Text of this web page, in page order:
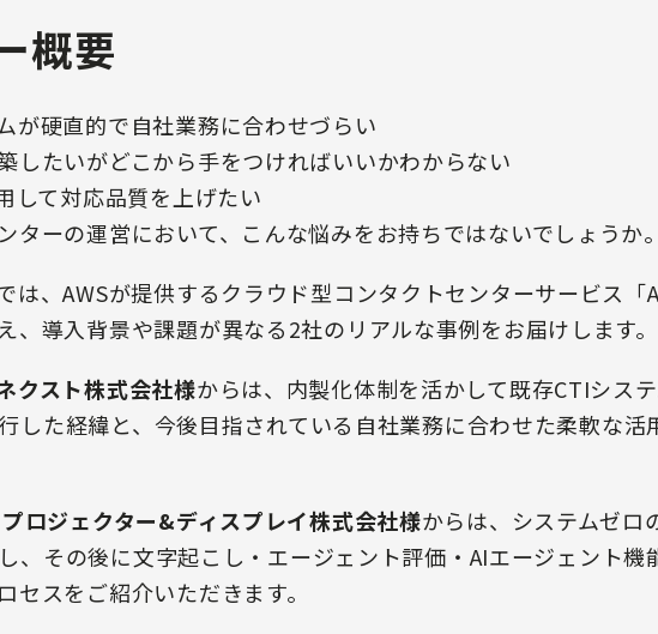
概要
が硬直的で自社業務に合わせづらい
したいがどこから手をつければいいかわからない
して対応品質を上げたい
ターの運営において、こんな悩みをお持ちではないでしょうか。
は、AWSが提供するクラウド型コンタクトセンターサービス
、導入背景や課題が異なる2社のリアルな事例をお届けします。
クスト株式会社様からは、内製化体制を活かして既存CTIシス
した経緯と、今後目指されている自社業務に合わせた柔軟な活
ロジェクター&ディスプレイ株式会社様からは、システムゼロ
、その後に文字起こし・エージェント評価・AIエージェント機
セスをご紹介いただきます。